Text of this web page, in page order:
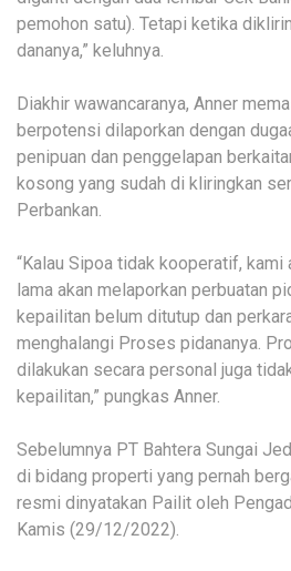
pemohon satu). Tetapi ketika
dananya,” keluhnya.
Diakhir wawancaranya, Anner
berpotensi dilaporkan dengan
penipuan dan penggelapan
kosong yang sudah di kliringkan
Perbankan.
“Kalau Sipoa tidak kooperatif,
lama akan melaporkan perbuatan
kepailitan belum ditutup dan
menghalangi Proses pidananya.
dilakukan secara personal juga
kepailitan,” pungkas Anner.
Sebelumnya PT Bahtera Sungai
di bidang properti yang pernah
resmi dinyatakan Pailit oleh
Kamis (29/12/2022).